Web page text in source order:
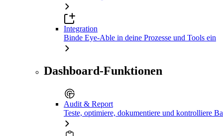
Integration
Binde Eye-Able in deine Prozesse und Tools ein
Dashboard-Funktionen
Audit & Report
Teste, optimiere, dokumentiere und kontrolliere